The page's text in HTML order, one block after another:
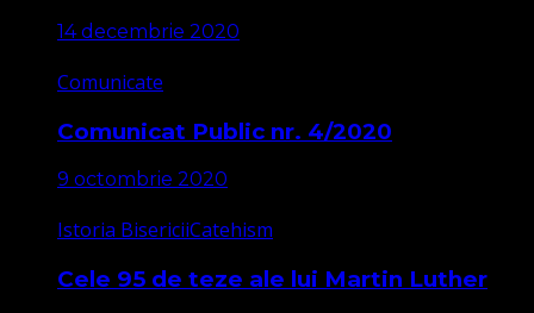
14 decembrie 2020
Comunicate
Comunicat Public nr. 4/2020
9 octombrie 2020
Istoria BisericiiCatehism
Cele 95 de teze ale lui Martin Luther